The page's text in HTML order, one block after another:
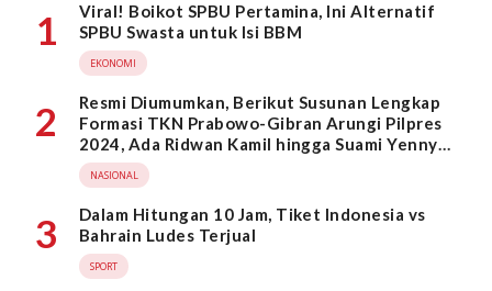
1
Viral! Boikot SPBU Pertamina, Ini Alternatif
SPBU Swasta untuk Isi BBM
EKONOMI
2
Resmi Diumumkan, Berikut Susunan Lengkap
Formasi TKN Prabowo-Gibran Arungi Pilpres
2024, Ada Ridwan Kamil hingga Suami Yenny
Wahid
NASIONAL
3
Dalam Hitungan 10 Jam, Tiket Indonesia vs
Bahrain Ludes Terjual
SPORT